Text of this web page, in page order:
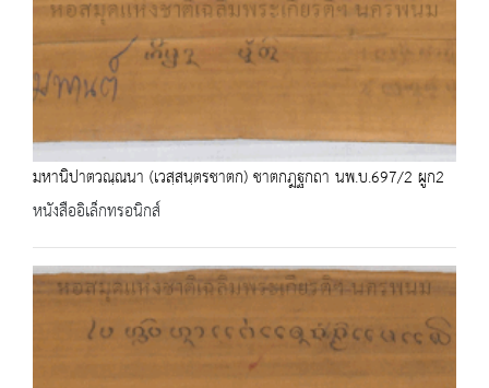
มหานิปาตวณฺณนา (เวสฺสนฺตรชาตก) ชาตกฎฐกถา นพ.บ.697/2 ผูก2
หนังสืออิเล็กทรอนิกส์